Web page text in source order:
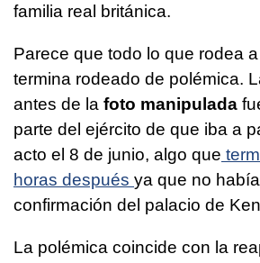
familia real británica.
Parece que todo lo que rodea a
termina rodeado de polémica.
antes de la foto manipulada
parte del ejército de que iba a
acto el 8 de junio, algo que
horas después ya que no
confirmación del palacio de
La polémica coincide con la